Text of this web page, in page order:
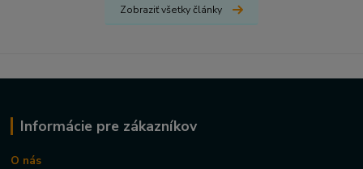
Zobraziť všetky články
Informácie pre zákazníkov
O nás